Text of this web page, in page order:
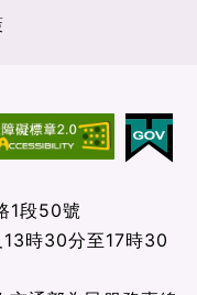
1段50號
時30分至17時30